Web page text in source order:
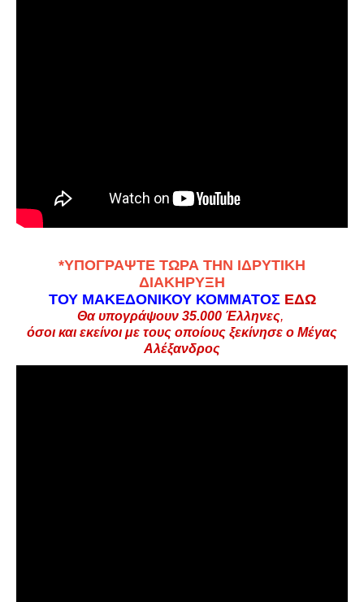
*ΥΠΟΓΡΑΨΤΕ ΤΩΡΑ ΤΗΝ ΙΔΡΥΤΙΚΗ
ΔΙΑΚΗΡΥΞΗ
ΤΟΥ ΜΑΚΕΔΟΝΙΚΟΥ ΚΟΜΜΑΤΟΣ ΕΔΩ
Θα υπογράψουν 35.000 Έλληνες,
όσοι και εκείνοι με τους οποίους ξεκίνησε ο Μέγας
Αλέξανδρος